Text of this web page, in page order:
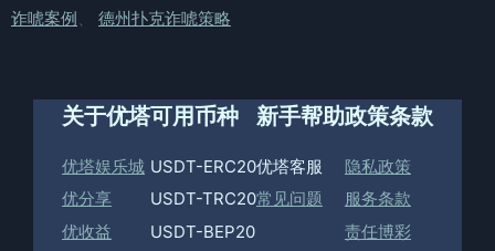
诈唬案例
德州扑克诈唬策略
关于优塔
优塔娱乐城
优分享
优收益
可用币种
USDT-ERC20
USDT-TRC20
USDT-BEP20
新手帮助
优塔客服
常见问题
政策条款
隐私政策
服务条款
责任博彩